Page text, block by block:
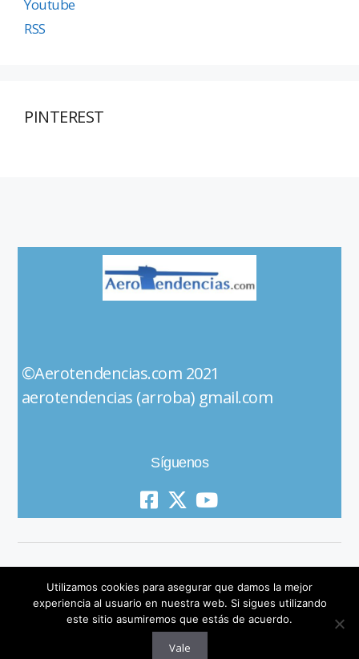
Youtube
RSS
PINTEREST
©Aerotendencias.com 2021
aerotendencias (arroba) gmail.com
Síguenos
© 2019 All Rights Reserved
Utilizamos cookies para asegurar que damos la mejor
experiencia al usuario en nuestra web. Si sigues utilizando
este sitio asumiremos que estás de acuerdo.
Vale